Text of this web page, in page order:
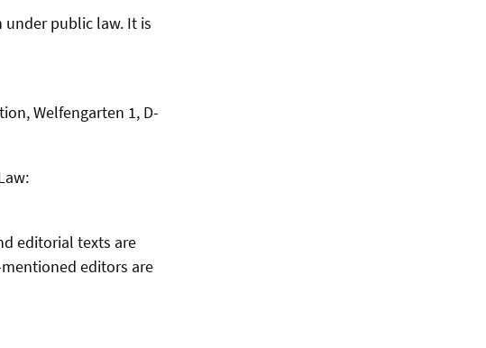
public law. It is
Welfengarten 1, D-
editorial texts are
editors are